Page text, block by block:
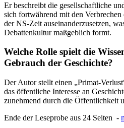
Er beschreibt die gesellschaftliche
sich fortwährend mit den
der NS-Zeit auseinanderzusetzen,
Debattenkultur maßgeblich formt.
Welche Rolle spielt die
Gebrauch der Geschichte?
Der Autor stellt einen „Primat-
das öffentliche Interesse an
zunehmend durch die Öffentlichkeit
Ende der Leseprobe aus 24 Seiten -